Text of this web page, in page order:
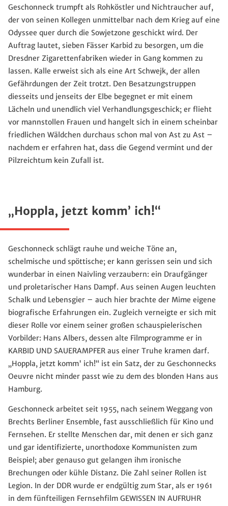
Geschonneck trumpft als Rohköstler und Nichtraucher auf,
der von seinen Kollegen unmittelbar nach dem Krieg auf eine
Odyssee quer durch die Sowjetzone geschickt wird. Der
Auftrag lautet, sieben Fässer Karbid zu besorgen, um die
Dresdner Zigarettenfabriken wieder in Gang kommen zu
lassen. Kalle erweist sich als eine Art Schwejk, der allen
Gefährdungen der Zeit trotzt. Den Besatzungstruppen
diesseits und jenseits der Elbe begegnet er mit einem
Lächeln und unendlich viel Verhandlungsgeschick; er flieht
vor mannstollen Frauen und hangelt sich in einem scheinbar
friedlichen Wäldchen durchaus schon mal von Ast zu Ast –
nachdem er erfahren hat, dass die Gegend vermint und der
Pilzreichtum kein Zufall ist.
„Hoppla, jetzt komm’ ich!“
Geschonneck schlägt rauhe und weiche Töne an,
schelmische und spöttische; er kann gerissen sein und sich
wunderbar in einen Naivling verzaubern: ein Draufgänger
und proletarischer Hans Dampf. Aus seinen Augen leuchten
Schalk und Lebensgier – auch hier brachte der Mime eigene
biografische Erfahrungen ein. Zugleich verneigte er sich mit
dieser Rolle vor einem seiner großen schauspielerischen
Vorbilder: Hans Albers, dessen alte Filmprogramme er in
KARBID UND SAUERAMPFER aus einer Truhe kramen darf.
„Hoppla, jetzt komm' ich!“ ist ein Satz, der zu Geschonnecks
Oeuvre nicht minder passt wie zu dem des blonden Hans aus
Hamburg.
Geschonneck arbeitet seit 1955, nach seinem Weggang von
Brechts Berliner Ensemble, fast ausschließlich für Kino und
Fernsehen. Er stellte Menschen dar, mit denen er sich ganz
und gar identifizierte, unorthodoxe Kommunisten zum
Beispiel; aber genauso gut gelangen ihm ironische
Brechungen oder kühle Distanz. Die Zahl seiner Rollen ist
Legion. In der DDR wurde er endgültig zum Star, als er 1961
in dem fünfteiligen Fernsehfilm GEWISSEN IN AUFRUHR